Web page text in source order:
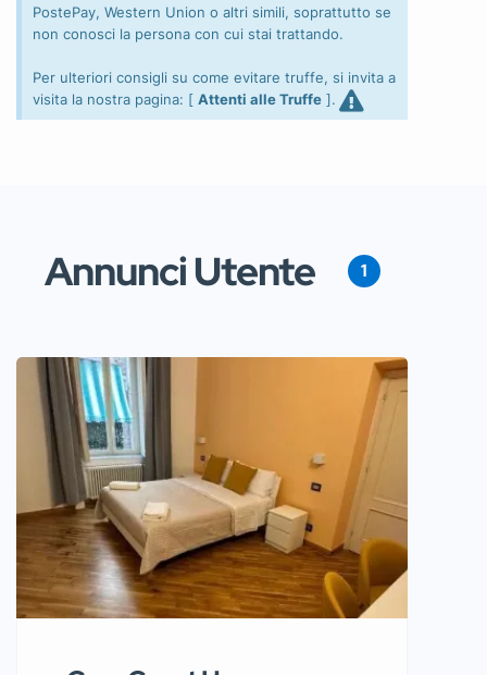
PostePay, Western Union o altri simili, soprattutto se
non conosci la persona con cui stai trattando.
Per ulteriori consigli su come evitare truffe, si invita a
visita la nostra pagina: [ Attenti alle Truffe ].
Annunci Utente 1